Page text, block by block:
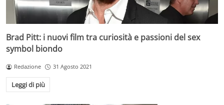
Brad Pitt: i nuovi film tra curiosità e passioni del sex
symbol biondo
Redazione 31 Agosto 2021
Leggi di più